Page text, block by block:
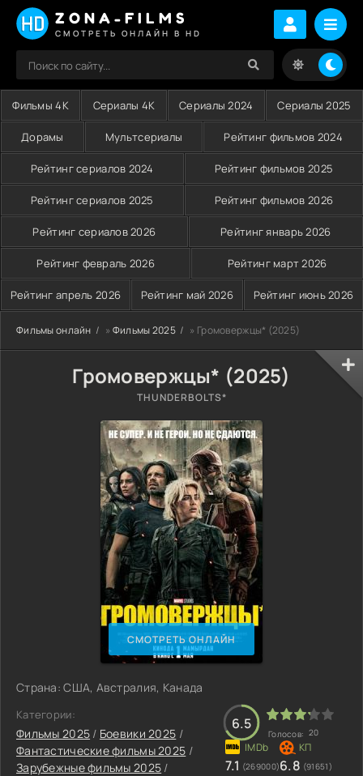
ZONA-FILMS
СМОТРЕТЬ ОНЛАЙН В HD
Фильмы 4K Сериалы 4K Сериалы 2024 Сериалы 2025
Дорамы Мультсериалы Рейтинг фильмов 2024
Рейтинг сериалов 2024 Рейтинг фильмов 2025
Рейтинг сериалов 2025 Рейтинг фильмов 2026
Рейтинг сериалов 2026 Рейтинг январь 2026
Рейтинг февраль 2026 Рейтинг март 2026
Рейтинг апрель 2026 Рейтинг май 2026 Рейтинг июнь 2026
Фильмы онлайн » Фильмы 2025 » Громовержцы* (2025)
Громовержцы* (2025)
THUNDERBOLTS*
СМОТРЕТЬ ОНЛАЙН
Страна: США, Австралия, Канада
Категории:
Фильмы 2025 / Боевики 2025 /
Фантастические фильмы 2025 /
Зарубежные фильмы 2025 /
6.5
Голосов: 20
7.1 (269000)6.8 (91651)